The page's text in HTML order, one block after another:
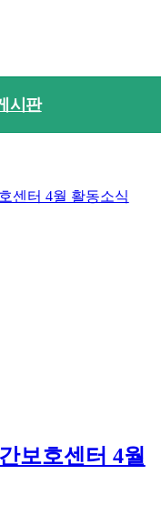
시판
보호센터 4월